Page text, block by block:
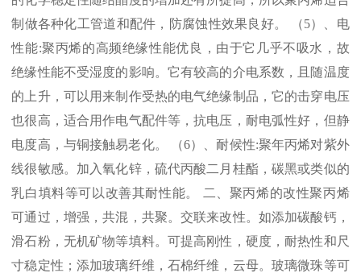
制做各种化工管道和配件，防腐蚀性效果良好。 （5）、电
性能:聚丙烯的高频绝缘性能优良，由于它几乎不吸水，故
绝缘性能不受湿度的影响。它有较高的介电系数，且随温度
的上升，可以用来制作受热的电气绝缘制品，它的击穿电压
也很高，适合用作电气配件等，抗电压，耐电弧性好，但静
电度高，与铜接触易老化。 （6）、耐候性:聚年丙烯对紫外
线很敏感。加入氧化锌，硫代丙酸二月桂酯，碳黑或类似的
乳白填料等可以改善其耐性能。 二、聚丙烯的改性聚丙烯
可通过，增强，共混，共聚。交联来改性。如添加碳酸钙，
滑石粉，无机矿物等填料。可提高刚性，硬度，耐热性和尺
寸稳定性；添加玻璃纤维，石棉纤维，云母。玻璃微珠等可